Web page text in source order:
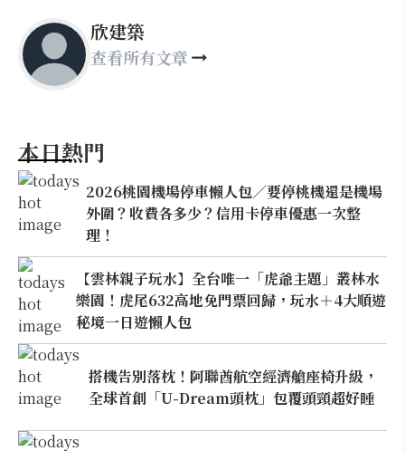
欣建築
查看所有文章
本日熱門
2026桃園機場停車懶人包／要停桃機還是機場
外圍？收費各多少？信用卡停車優惠一次整
理！
【雲林親子玩水】全台唯一「虎爺主題」叢林水
樂園！虎尾632高地免門票回歸，玩水＋4大順遊
秘境一日遊懶人包
搭機告別落枕！阿聯酋航空經濟艙座椅升級，
全球首創「U-Dream頭枕」包覆頭頸超好睡